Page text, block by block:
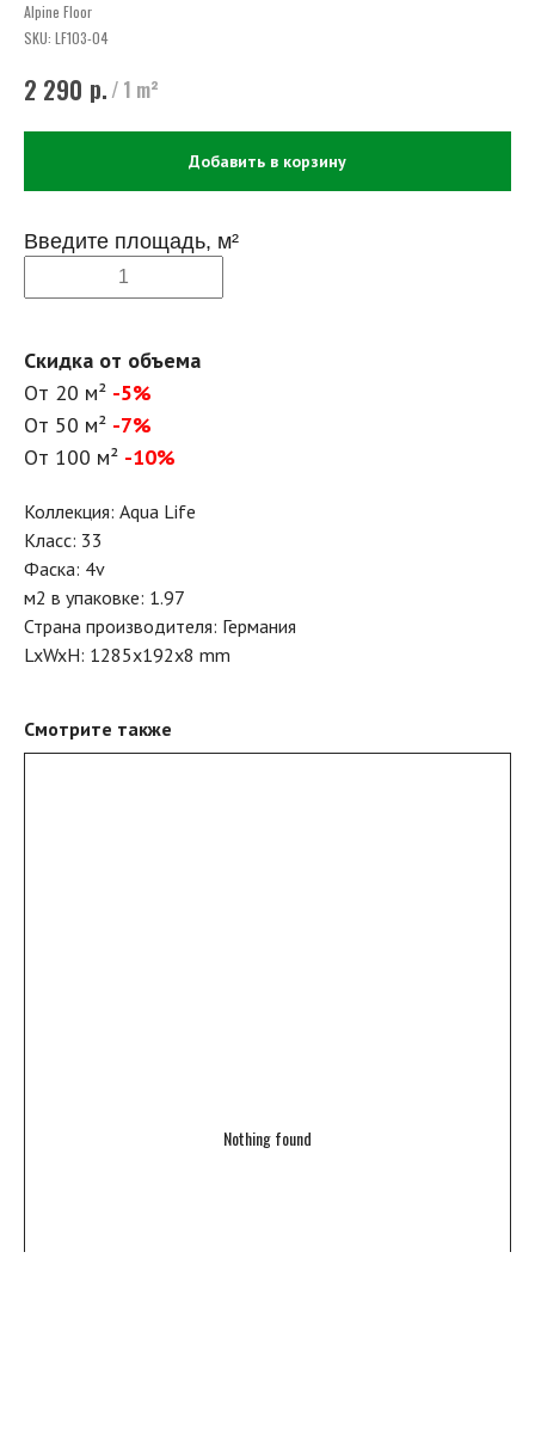
Alpine Floor
SKU: LF103-04
2 290 р. / 1 m²
Добавить в корзину
Введите площадь, м²
Скидка от объема
От 20 м² -5%
От 50 м² -7%
От 100 м² -10%
Коллекция: Aqua Life
Класс: 33
Фаска: 4v
м2 в упаковке: 1.97
Страна производителя: Германия
LxWxH: 1285x192x8 mm
Смотрите также
Nothing found